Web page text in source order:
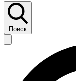
Поиск